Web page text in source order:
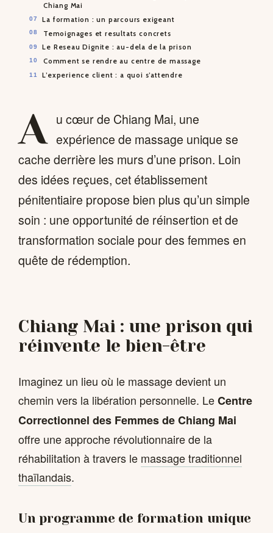
Chiang Mai
La formation : un parcours exigeant
Temoignages et resultats concrets
Le Reseau Dignite : au-dela de la prison
Comment se rendre au centre de massage
L’experience client : a quoi s’attendre
A u cœur de Chiang Mai, une
expérience de massage unique se
cache derrière les murs d’une prison. Loin
des idées reçues, cet établissement
pénitentiaire propose bien plus qu’un simple
soin : une opportunité de réinsertion et de
transformation sociale pour des femmes en
quête de rédemption.
Chiang Mai : une prison qui
réinvente le bien-être
Imaginez un lieu où le massage devient un
chemin vers la libération personnelle. LeCentre
Correctionnel des Femmes de Chiang Mai
offre une approche révolutionnaire de la
réhabilitation à travers le massage traditionnel
thaïlandais.
Un programme de formation unique